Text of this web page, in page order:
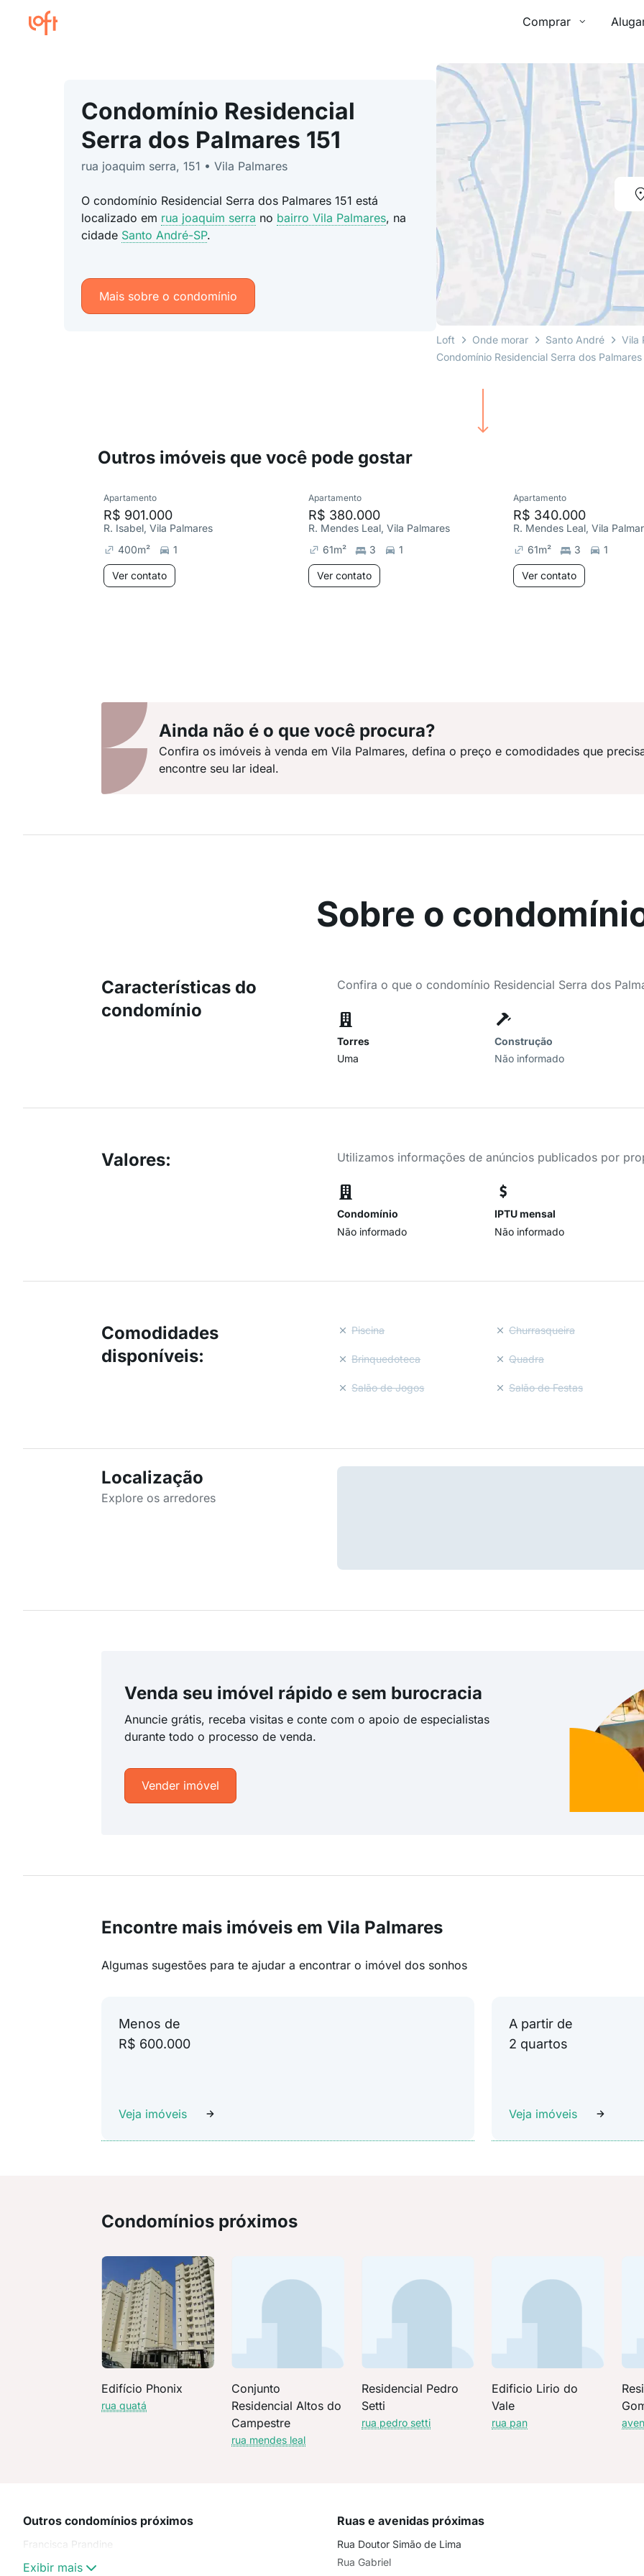
Comprar
Condomínio Residencial
Serra dos Palmares 151
rua joaquim serra, 151 • Vila Palmares
O condomínio Residencial Serra dos Palmares 151 está
localizado em rua joaquim serra no bairro Vila Palmares, na
cidade Santo André-SP.
Mais sobre o condomínio
Loft Onde morar Santo André Vila
Condomínio Residencial Serra dos Palmares
Outros imóveis que você pode gostar
Apartamento
R$ 901.000
R. Isabel, Vila Palmares
400m² 1
Ver contato
Apartamento
R$ 380.000
R. Mendes Leal, Vila Palmares
61m² 3 1
Ver contato
Apartamento
R$ 340.000
R. Mendes Leal, Vila
61m² 3 1
Ver contato
Ainda não é o que você procura?
Confira os imóveis à venda em Vila Palmares, defina o preço e comodidades que
encontre seu lar ideal.
Sobre o
Características do
condomínio
Confira o que o condomínio Residencial Serra dos
Torres
Uma
Construção
Não informado
Valores: Utilizamos informações de anúncios publicados por
Condomínio
Não informado
IPTU mensal
Não informado
Comodidades
disponíveis:
Piscina Churrasqueira
Brinquedoteca Quadra
Salão de Jogos Salão de Festas
Localização
Explore os arredores
Venda seu imóvel rápido e sem burocracia
Anuncie grátis, receba visitas e conte com o apoio de especialistas
durante todo o processo de venda.
Vender imóvel
Encontre mais imóveis em Vila Palmares
Algumas sugestões para te ajudar a encontrar o imóvel dos sonhos
Menos de
R$ 600.000
Veja imóveis
A partir de
2 quartos
Veja imóveis
Condomínios próximos
Edifício Phonix
rua quatá
Conjunto
Residencial Altos do
Campestre
rua mendes leal
Residencial Pedro
Setti
rua pedro setti
Edificio Lirio do
Vale
rua pan
Outros condomínios próximos
Francisca Prandine
Exibir mais
Ruas e avenidas próximas
Rua Doutor Simão de Lima
Rua Gabriel